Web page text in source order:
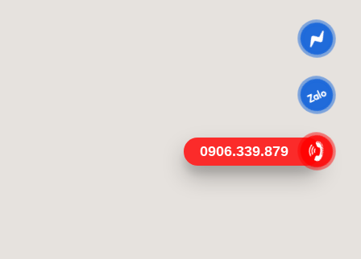
0906.339.879